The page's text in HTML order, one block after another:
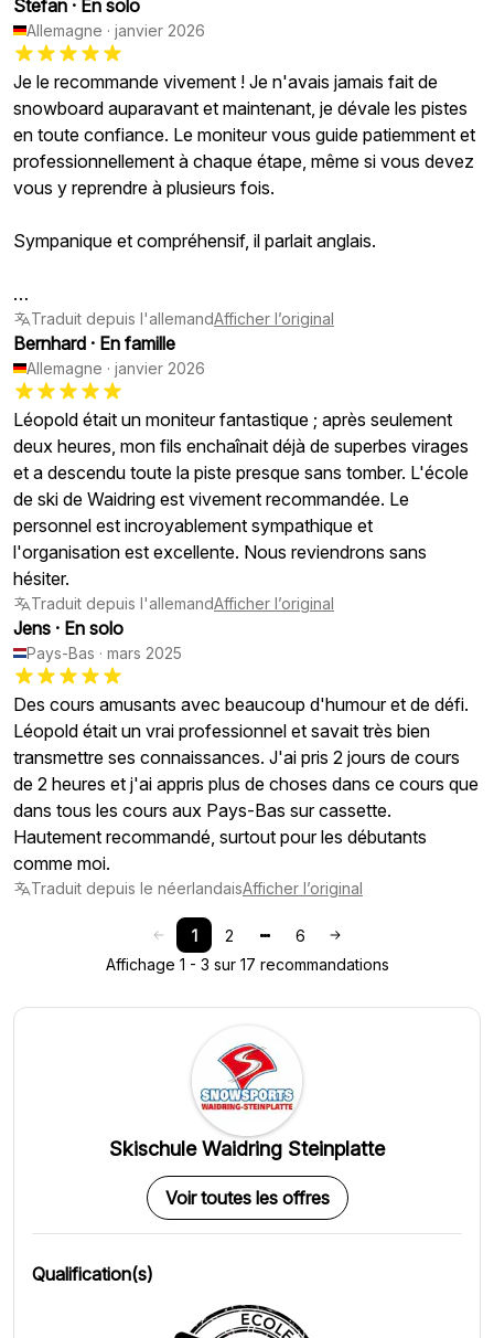
Stefan · En solo
Allemagne · janvier 2026
Je le recommande vivement ! Je n'avais jamais fait de
snowboard auparavant et maintenant, je dévale les pistes
en toute confiance. Le moniteur vous guide patiemment et
professionnellement à chaque étape, même si vous devez
vous y reprendre à plusieurs fois.
Sympanique et compréhensif, il parlait anglais.
…
Traduit depuis l'allemandAfficher l’original
Bernhard · En famille
Allemagne · janvier 2026
Léopold était un moniteur fantastique ; après seulement
deux heures, mon fils enchaînait déjà de superbes virages
et a descendu toute la piste presque sans tomber. L'école
de ski de Waidring est vivement recommandée. Le
personnel est incroyablement sympathique et
l'organisation est excellente. Nous reviendrons sans
hésiter.
Traduit depuis l'allemandAfficher l’original
Jens · En solo
Pays-Bas · mars 2025
Des cours amusants avec beaucoup d'humour et de défi.
Léopold était un vrai professionnel et savait très bien
transmettre ses connaissances. J'ai pris 2 jours de cours
de 2 heures et j'ai appris plus de choses dans ce cours que
dans tous les cours aux Pays-Bas sur cassette.
Hautement recommandé, surtout pour les débutants
comme moi.
Traduit depuis le néerlandaisAfficher l’original
1 2
6
Affichage 1 - 3 sur 17 recommandations
Skischule Waidring Steinplatte
Voir toutes les offres
Qualification(s)